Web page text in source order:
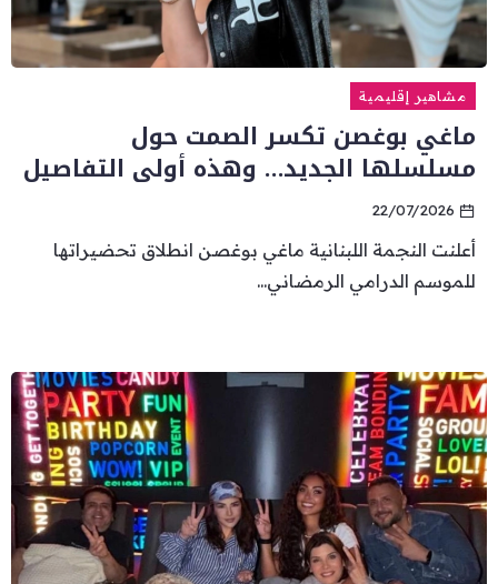
مشاهير إقليمية
ماغي بوغصن تكسر الصمت حول
مسلسلها الجديد… وهذه أولى التفاصيل
22/07/2026
أعلنت النجمة اللبنانية ماغي بوغصن انطلاق تحضيراتها
للموسم الدرامي الرمضاني...